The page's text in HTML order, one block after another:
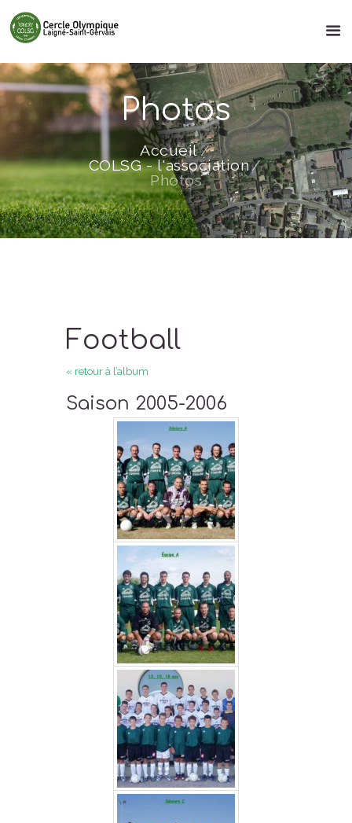
Photos
Accueil
COLSG - l'association
Photos
Football
« retour à l’album
Saison 2005-2006